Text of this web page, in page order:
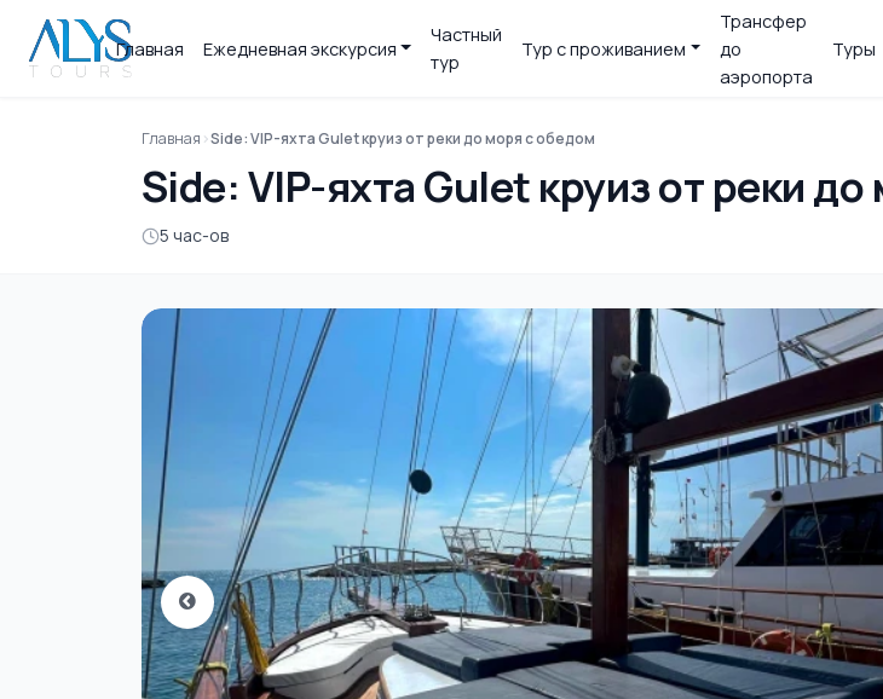
Главная Ежедневная экскурсия
Частный
тур
Тур с проживанием
Трансфер
до
аэропорта
Туры
Главная Side: VIP-яхта Gulet круиз от реки до моря с обедом
Side: VIP-яхта Gulet круиз от реки
5 час-ов